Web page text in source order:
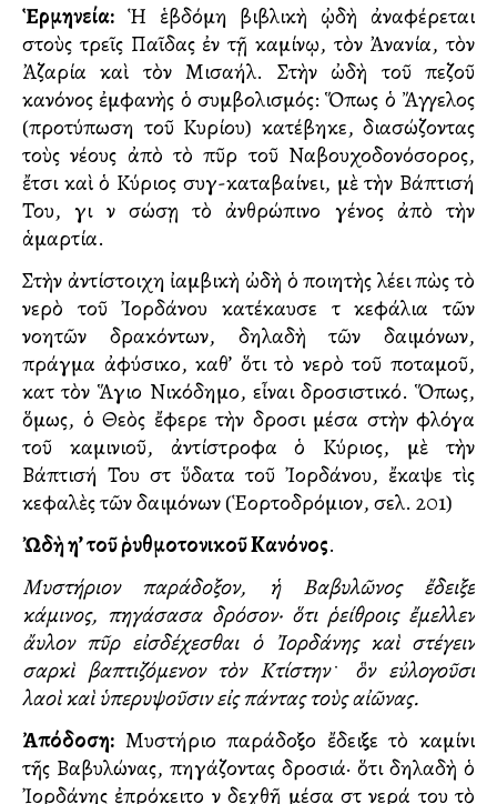
Ἑρμηνεία: Ἡ ἑβδόμη βιβλικὴ ᾠδὴ ἀναφέρεται
στοὺς τρεῖς Παῖδας ἐν τῇ καμίνῳ, τὸν Ἀνανία, τὸν
Ἀζαρία καὶ τὸν Μισαήλ. Στὴν ὠδὴ τοῦ πεζοῦ
κανόνος ἐμφανὴς ὁ συμβολισμός: Ὅπως ὁ Ἄγγελος
(προτύπωση τοῦ Κυρίου) κατέβηκε, διασώζοντας
τοὺς νέους ἀπὸ τὸ πῦρ τοῦ Ναβουχοδονόσορος,
ἔτσι καὶ ὁ Κύριος συγ-καταβαίνει, μὲ τὴν Βάπτισή
Του, γιὰ νὰ σώσῃ τὸ ἀνθρώπινο γένος ἀπὸ τὴν
ἁμαρτία.
Στὴν ἀντίστοιχη ἰαμβικὴ ὠδὴ ὁ ποιητὴς λέει πὼς τὸ
νερὸ τοῦ Ἰορδάνου κατέκαυσε τὰ κεφάλια τῶν
νοητῶν δρακόντων, δηλαδὴ τῶν δαιμόνων,
πράγμα ἀφύσικο, καθ’ ὅτι τὸ νερὸ τοῦ ποταμοῦ,
κατὰ τὸν Ἅγιο Νικόδημο, εἶναι δροσιστικό. Ὅπως,
ὅμως, ὁ Θεὸς ἔφερε τὴν δροσιὰ μέσα στὴν φλόγα
τοῦ καμινιοῦ, ἀντίστροφα ὁ Κύριος, μὲ τὴν
Βάπτισή Του στὰ ὕδατα τοῦ Ἰορδάνου, ἔκαψε τὶς
κεφαλὲς τῶν δαιμόνων (Ἑορτοδρόμιον, σελ. 201)
Ὠδὴ η’ τοῦ ῥυθμοτονικοῦ Κανόνος.
Μυστήριον παράδοξον, ἡ Βαβυλῶνος ἔδειξε
κάμινος, πηγάσασα δρόσον· ὅτι ῥείθροις ἔμελλεν
ἄυλον πῦρ εἰσδέχεσθαι ὁ Ἰορδάνης καὶ στέγειν
σαρκὶ βαπτιζόμενον τὸν Κτίστην﮲
ὃν εὐλογοῦσι
λαοὶ καὶ ὑπερυψοῦσιν εἰς πάντας τοὺς αἰῶνας.
Ἀπόδοση: Μυστήριο παράδοξο ἔδειξε τὸ καμίνι
τῆς Βαβυλώνας, πηγάζοντας δροσιά· ὅτι δηλαδὴ ὁ
Ἰορδάνης ἐπρόκειτο νὰ δεχθῆ μέσα στὰ νερά του τὸ